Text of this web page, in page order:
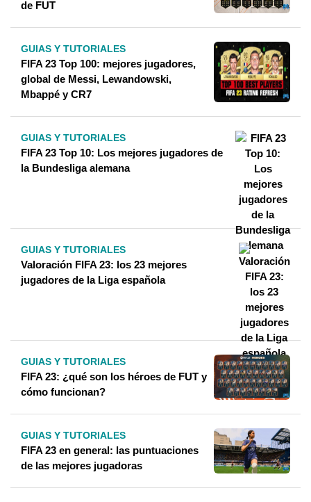
de FUT
GUIAS Y TUTORIALES
FIFA 23 Top 100: mejores jugadores,
global de Messi, Lewandowski,
Mbappé y CR7
GUIAS Y TUTORIALES
FIFA 23 Top 10: Los mejores jugadores de
la Bundesliga alemana
GUIAS Y TUTORIALES
Valoración FIFA 23: los 23 mejores
jugadores de la Liga española
GUIAS Y TUTORIALES
FIFA 23: ¿qué son los héroes de FUT y
cómo funcionan?
GUIAS Y TUTORIALES
FIFA 23 en general: las puntuaciones
de las mejores jugadoras